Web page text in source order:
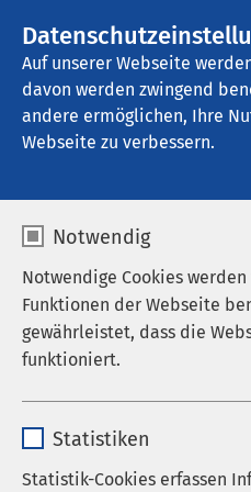
Auf unserer Webseite
davon werden zwingend
andere ermöglichen, Ihre
Webseite zu verbessern.
Notwendig
Notwendige Cookies
Funktionen der Webseite
gewährleistet, dass die
funktioniert.
Anbieter sgalinski
Statistiken
Statistik-Cookies erfassen
AMEOS Poliklinikum
Nachrichten
Datum von: